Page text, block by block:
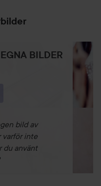
BILDER
bild av
varför inte
du använt